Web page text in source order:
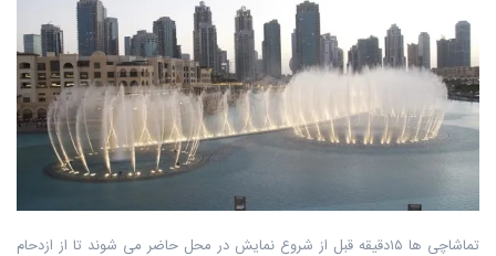
تماشاچی ها ۱۵دقیقه قبل از شروع نمایش در محل حاضر می شوند تا از ازدحام